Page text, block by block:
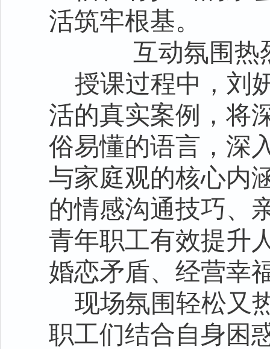
活筑牢根基。
互动氛围热
授课过程中，刘
活的真实案例，将
俗易懂的语言，深
与家庭观的核心内
的情感沟通技巧、
青年职工有效提升
婚恋矛盾、经营幸
现场氛围轻松又
职工们结合自身困